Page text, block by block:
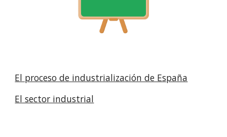
El proceso de industrialización de España
El sector industrial